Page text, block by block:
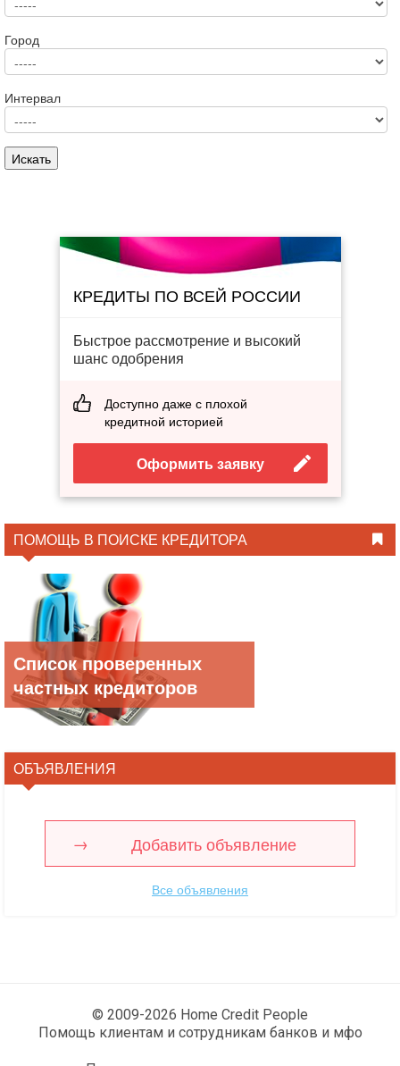
Город
Интервал
КРЕДИТЫ ПО ВСЕЙ РОССИИ
Быстрое рассмотрение и высокий
шанс одобрения
Доступно даже с плохой
кредитной историей
Оформить заявку
ПОМОЩЬ В ПОИСКЕ КРЕДИТОРА
Список проверенных
частных кредиторов
ОБЪЯВЛЕНИЯ
Добавить объявление
Все объявления
© 2009-2026 Home Credit People
Помощь клиентам и сотрудникам банков и мфо